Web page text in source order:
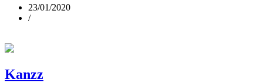
23/01/2020
/
Kanzz